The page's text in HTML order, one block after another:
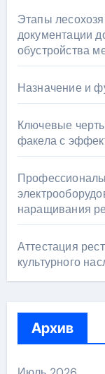
Этапы
документации
обустройства
Назначение и
Ключевые
факела с
наращивания
Аттестация
культурного
Архив